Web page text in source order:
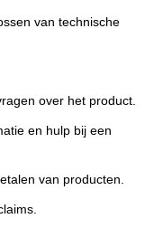
van technische
over het product.
en hulp bij een
van producten.